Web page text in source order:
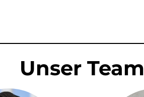
Unser Team